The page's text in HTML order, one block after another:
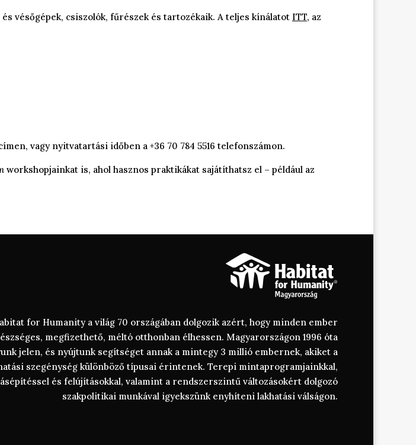
vésőgépek, csiszolók, fűrészek és tartozékaik. A teljes kínálatot ITT, az
vagy nyitvatartási időben a +36 70 784 5516 telefonszámon.
workshopjainkat is, ahol hasznos praktikákat sajátíthatsz el – például az
for Humanity a világ 70 országában dolgozik azért, hogy minden ember
megfizethető, méltó otthonban élhessen. Magyarországon 1996 óta
jelen, és nyújtunk segítséget annak a mintegy 3 millió embernek, akiket a
szegénység különböző típusai érintenek. Terepi mintaprogramjainkkal,
és felújításokkal, valamint a rendszerszintű változásokért dolgozó
szakpolitikai munkával igyekszünk enyhíteni lakhatási válságon.